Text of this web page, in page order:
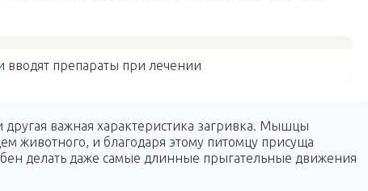
вводят препараты при лечении
другая важная характеристика загривка. Мышцы
животного, и благодаря этому питомцу присуща
делать даже самые длинные прыгательные движения